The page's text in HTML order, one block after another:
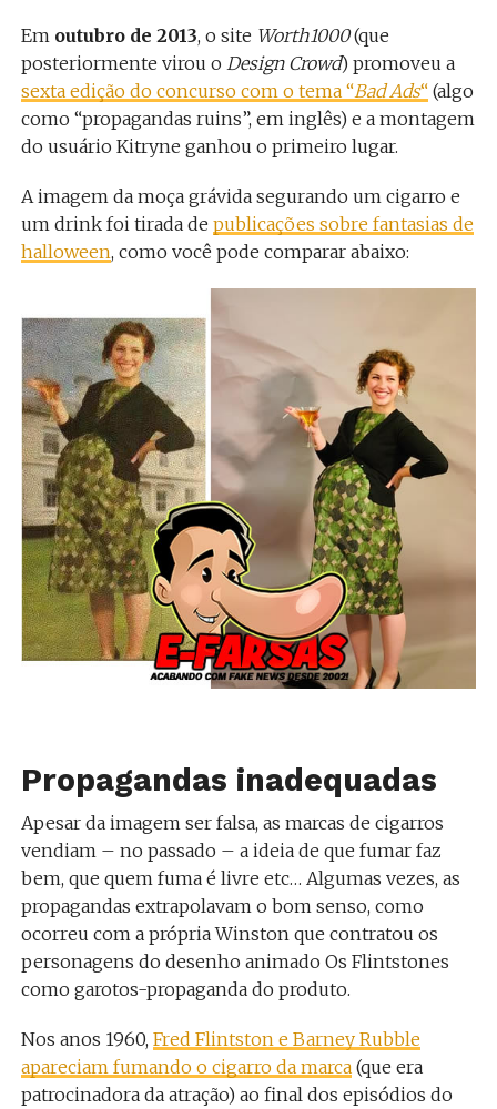
Em outubro de 2013, o site Worth1000(que
posteriormente virou o Design Crowd) promoveu a
sexta edição do concurso com o tema “Bad Ads“(algo
como “propagandas ruins”, em inglês) e a montagem
do usuário Kitryne ganhou o primeiro lugar.
A imagem da moça grávida segurando um cigarro e
um drink foi tirada de publicações sobre fantasias de
halloween, como você pode comparar abaixo:
Propagandas inadequadas
Apesar da imagem ser falsa, as marcas de cigarros
vendiam – no passado – a ideia de que fumar faz
bem, que quem fuma é livre etc… Algumas vezes, as
propagandas extrapolavam o bom senso, como
ocorreu com a própria Winston que contratou os
personagens do desenho animado Os Flintstones
como garotos-propaganda do produto.
Nos anos 1960, Fred Flintston e Barney Rubble
apareciam fumando o cigarro da marca(que era
patrocinadora da atração) ao final dos episódios do